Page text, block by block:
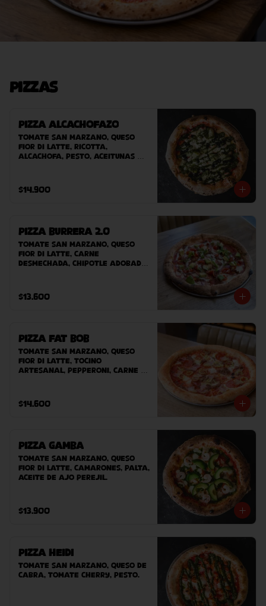
Pizzas
Pizza Alcachofazo
Tomate San Marzano, queso
Fior Di Latte, ricotta,
alcachofa, pesto, aceitunas
$14.900
Pizza Burrera 2.0
Tomate San Marzano, queso
Fior Di Latte, carne
desmechada, chipotle adobado,
palta.
$13.600
Pizza Fat Bob
Tomate San Marzano, queso
Fior Di Latte, tocino
artesanal, pepperoni, carne
$14.600
Pizza Gamba
Tomate San Marzano, queso
Fior Di Latte, camarones, palta,
aceite de ajo perejil.
$13.900
Pizza Heidi
Tomate San Marzano, queso de
cabra, tomate cherry, pesto.